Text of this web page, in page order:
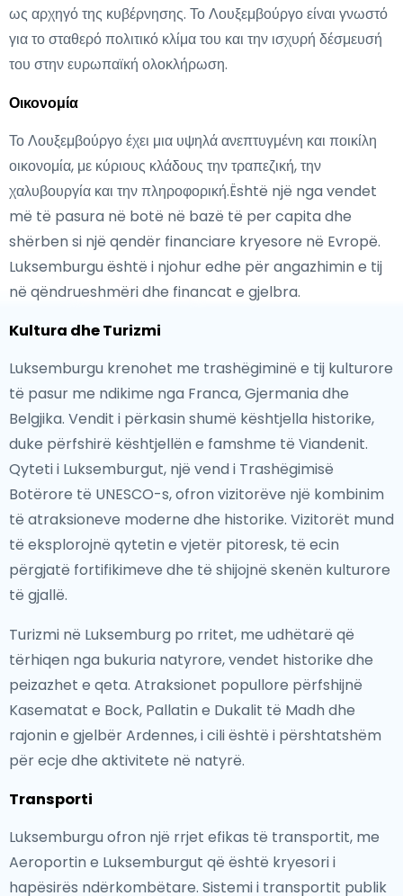
ως αρχηγό της κυβέρνησης. Το Λουξεμβούργο είναι γνωστό
για το σταθερό πολιτικό κλίμα του και την ισχυρή δέσμευσή
του στην ευρωπαϊκή ολοκλήρωση.
Οικονομία
Το Λουξεμβούργο έχει μια υψηλά ανεπτυγμένη και ποικίλη
οικονομία, με κύριους κλάδους την τραπεζική, την
χαλυβουργία και την πληροφορική.Është një nga vendet
më të pasura në botë në bazë të per capita dhe
shërben si një qendër financiare kryesore në Evropë.
Luksemburgu është i njohur edhe për angazhimin e tij
në qëndrueshmëri dhe financat e gjelbra.
Kultura dhe Turizmi
Luksemburgu krenohet me trashëgiminë e tij kulturore
të pasur me ndikime nga Franca, Gjermania dhe
Belgjika. Vendit i përkasin shumë kështjella historike,
duke përfshirë kështjellën e famshme të Viandenit.
Qyteti i Luksemburgut, një vend i Trashëgimisë
Botërore të UNESCO-s, ofron vizitorëve një kombinim
të atraksioneve moderne dhe historike. Vizitorët mund
të eksplorojnë qytetin e vjetër pitoresk, të ecin
përgjatë fortifikimeve dhe të shijojnë skenën kulturore
të gjallë.
Turizmi në Luksemburg po rritet, me udhëtarë që
tërhiqen nga bukuria natyrore, vendet historike dhe
peizazhet e qeta. Atraksionet popullore përfshijnë
Kasematat e Bock, Pallatin e Dukalit të Madh dhe
rajonin e gjelbër Ardennes, i cili është i përshtatshëm
për ecje dhe aktivitete në natyrë.
Transporti
Luksemburgu ofron një rrjet efikas të transportit, me
Aeroportin e Luksemburgut që është kryesori i
hapësirës ndërkombëtare. Sistemi i transportit publik